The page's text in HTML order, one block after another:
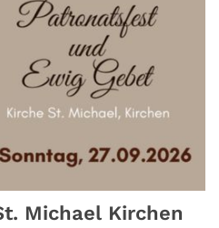
Michael Kirchen